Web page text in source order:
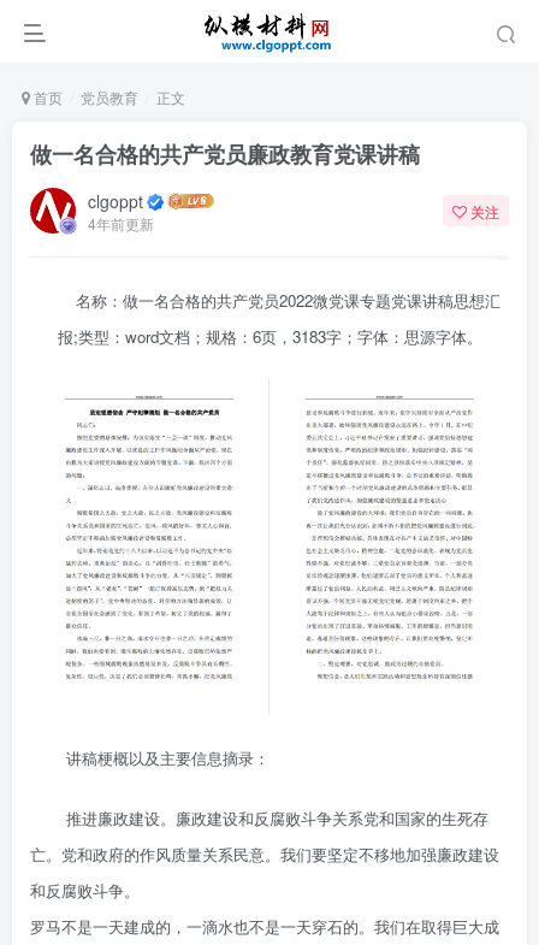
首页 党员教育 正文
做一名合格的共产党员廉政教育党课讲稿
clgoppt
4年前更新
关注
名称：做一名合格的共产党员2022微党课专题党课讲稿思想汇
报;类型：word文档； 规格：6页，3183字； 字体：思源字体。
讲稿梗概以及主要信息摘录：
推进廉政建设。廉政建设和反腐败斗争关系党和国家的生死存
亡。党和政府的作风质量关系民意。我们要坚定不移地加强廉政建设
和反腐败斗争。
罗马不是一天建成的，一滴水也不是一天穿石的。我们在取得巨大成